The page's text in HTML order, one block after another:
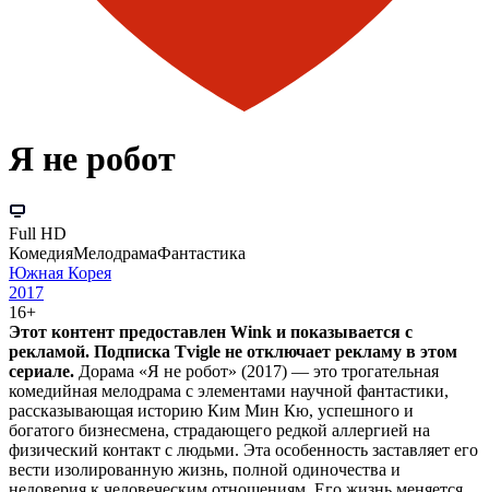
Я не робот
Full HD
КомедияМелодрамаФантастика
Южная Корея
2017
16+
Этот контент предоставлен Wink и показывается с
рекламой. Подписка Tvigle не отключает рекламу в этом
сериале. Дорама «Я не робот» (2017) — это трогательная
комедийная мелодрама с элементами научной фантастики,
рассказывающая историю Ким Мин Кю, успешного и
богатого бизнесмена, страдающего редкой аллергией на
физический контакт с людьми. Эта особенность заставляет его
вести изолированную жизнь, полной одиночества и